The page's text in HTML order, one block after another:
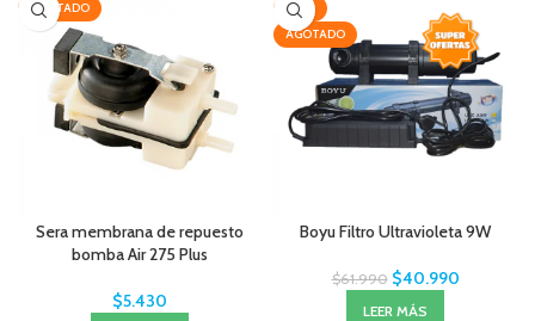
AGOTADO
Sera membrana de repuesto
bomba Air 275 Plus
$5.430
-34%
AGOTADO
Boyu Filtro Ultravioleta 9W
$61.990 $40.990
LEER MÁS